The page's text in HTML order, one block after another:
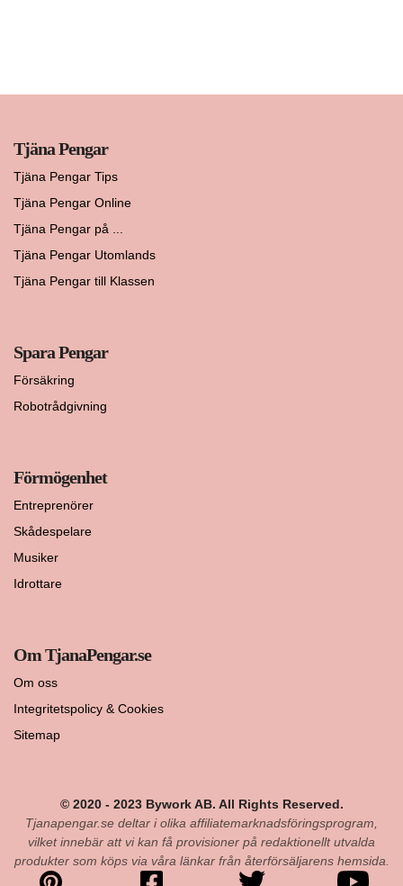
Tjäna Pengar
Tjäna Pengar Tips
Tjäna Pengar Online
Tjäna Pengar på ...
Tjäna Pengar Utomlands
Tjäna Pengar till Klassen
Spara Pengar
Försäkring
Robotrådgivning
Förmögenhet
Entreprenörer
Skådespelare
Musiker
Idrottare
Om TjanaPengar.se
Om oss
Integritetspolicy & Cookies
Sitemap
© 2020 - 2023 Bywork AB. All Rights Reserved.
Tjanapengar.se deltar i olika affiliatemarknadsföringsprogram,
vilket innebär att vi kan få provisioner på redaktionellt utvalda
produkter som köps via våra länkar från återförsäljarens hemsida.